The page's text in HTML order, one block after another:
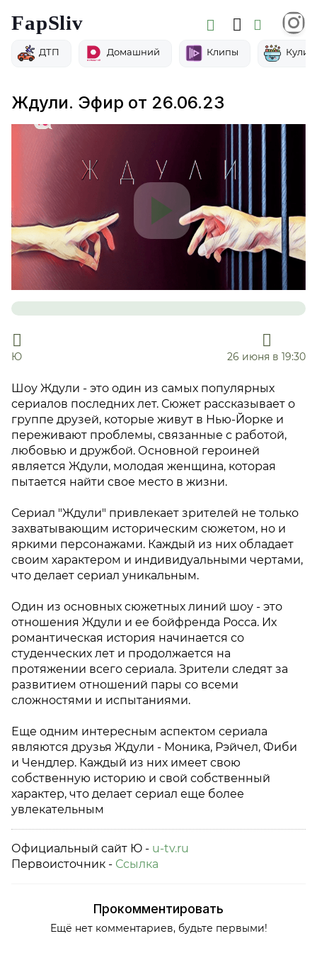
FapSliv
ДТП Домашний Клипы
Ждули. Эфир от 26.06.23
Ю 26 июня в 19:30
Шоу Ждули - это один из самых популярных
сериалов последних лет. Сюжет рассказывает о
группе друзей, которые живут в Нью-Йорке и
переживают проблемы, связанные с работой,
любовью и дружбой. Основной героиней
является Ждули, молодая женщина, которая
пытается найти свое место в жизни.
Сериал "Ждули" привлекает зрителей не только
захватывающим историческим сюжетом, но и
яркими персонажами. Каждый из них обладает
своим характером и индивидуальными чертами,
что делает сериал уникальным.
Один из основных сюжетных линий шоу - это
отношения Ждули и ее бойфренда Росса. Их
романтическая история начинается со
студенческих лет и продолжается на
протяжении всего сериала. Зрители следят за
развитием отношений пары со всеми
сложностями и испытаниями.
Еще одним интересным аспектом сериала
являются друзья Ждули - Моника, Рэйчел, Фиби
и Чендлер. Каждый из них имеет свою
собственную историю и свой собственный
характер, что делает сериал еще более
увлекательным
Официальный сайт Ю - u-tv.ru
Первоисточник - Ссылка
Прокомментировать
Ещё нет комментариев, будьте первыми!